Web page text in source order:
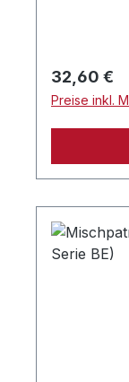
Regulärer
32,60 €
Preise inkl.